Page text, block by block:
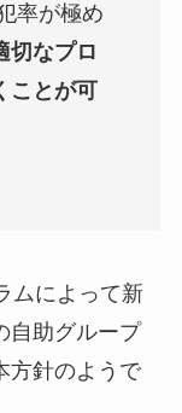
率が極め
切なプロ
ことが可
ムによって新
自助グループ
方針のようで